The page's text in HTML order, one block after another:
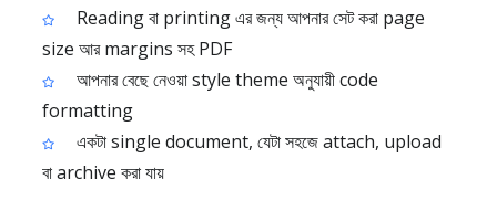
Reading বা printing এর জন্য আপনার সেট করা page
size আর margins সহ PDF
আপনার বেছে নেওয়া style theme অনুযায়ী code
formatting
একটা single document, যেটা সহজে attach, upload
বা archive করা যায়